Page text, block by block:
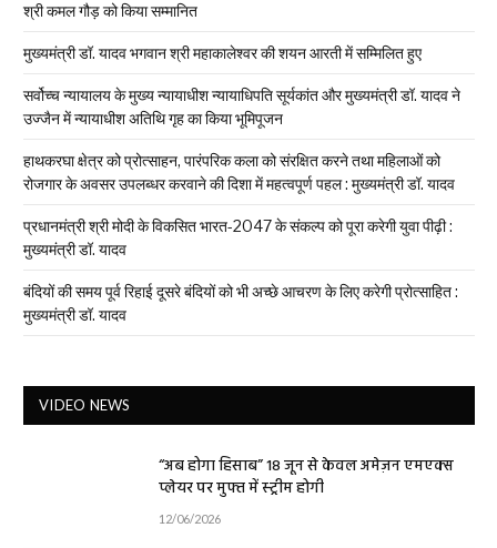
श्री कमल गौड़ को किया सम्मानित
मुख्यमंत्री डॉ. यादव भगवान श्री महाकालेश्‍वर की शयन आरती में सम्मिलित हुए
सर्वोच्च न्यायालय के मुख्‍य न्‍यायाधीश न्यायाधिपति सूर्यकांत और मुख्यमंत्री डॉ. यादव ने
उज्जैन में न्यायाधीश अतिथि गृह का किया भूमिपूजन
हाथकरघा क्षेत्र को प्रोत्साहन, पारंपरिक कला को संरक्षित करने तथा महिलाओं को
रोजगार के अवसर उपलब्धर करवाने की दिशा में महत्वपूर्ण पहल : मुख्यमंत्री डॉ. यादव
प्रधानमंत्री श्री मोदी के विकसित भारत-2047 के संकल्प को पूरा करेगी युवा पीढ़ी :
मुख्यमंत्री डॉ. यादव
बंदियों की समय पूर्व रिहाई दूसरे बंदियों को भी अच्छे आचरण के लिए करेगी प्रोत्साहित :
मुख्यमंत्री डॉ. यादव
VIDEO NEWS
“अब होगा हिसाब” 18 जून से केवल अमेज़न एमएक्स
प्लेयर पर मुफ्त में स्ट्रीम होगी
12/06/2026